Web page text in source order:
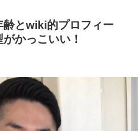
齢とwiki的プロフィー
かっこいい！